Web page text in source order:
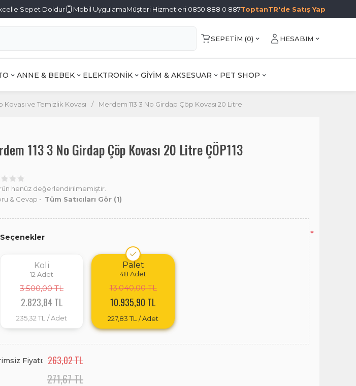
Sepet Doldur Mobil UygulamaMüşteri Hizmetleri 0850 888 0 887ToptanTR'de Satış Yap
SEPETIM (0) HESABIM
ANNE & BEBEK ELEKTRONİK GİYİM & AKSESUAR PET SHOP
Kovası ve Temizlik Kovası / Merdem 113 3 No Girdap Çöp Kovası 20 Litre
113 3 No Girdap Çöp Kovası 20 Litre ÇÖP113
henüz değerlendirilmemiştir.
& Cevap • Tüm Satıcıları Gör (1)
Seçenekler *
Koli
12 Adet
3.500,00 TL
2.823,84 TL
235,32 TL / Adet
Palet
48 Adet
13.040,00 TL
10.935,90 TL
227,83 TL / Adet
Fiyatı: 263,02 TL
271,67 TL